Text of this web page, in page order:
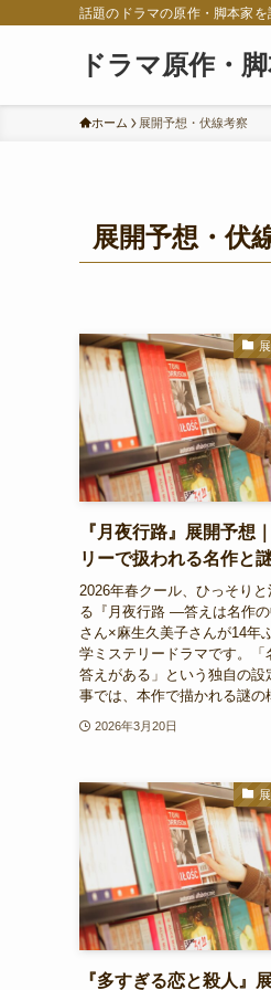
話題のドラマの原作・脚本家を
ドラマ原作・
ホーム 展開予想・伏線考察
展開予想・伏
『月夜行路』展開予想
リーで扱われる名作と
2026年春クール、ひっそり
る『月夜行路 ―答えは名作
さん×麻生久美子さんが14年
学ミステリードラマです。「
答えがある」という独自の設
事では、本作で描かれる謎の
2026年3月20日
『多すぎる恋と殺人』